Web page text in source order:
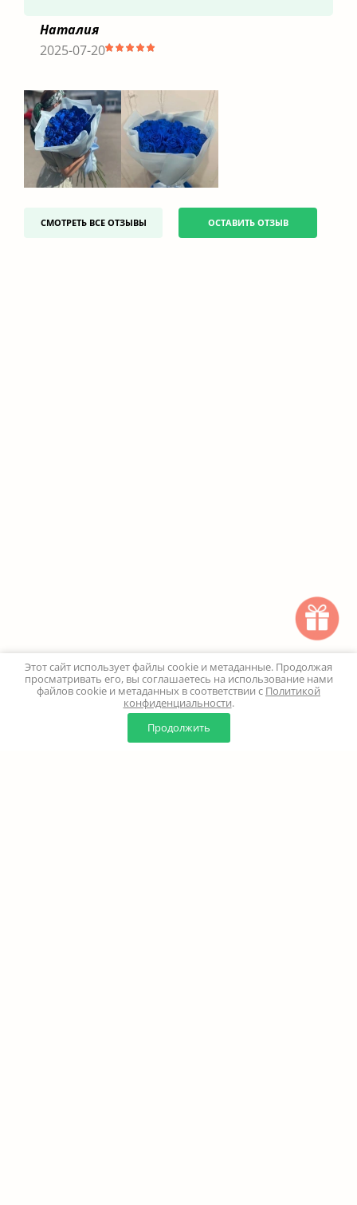
Наталия
2025-07-20
СМОТРЕТЬ ВСЕ ОТЗЫВЫ ОСТАВИТЬ ОТЗЫВ
0
Корзина
Этот сайт использует файлы cookie и метаданные. Продолжая
просматривать его, вы соглашаетесь на использование нами
файлов cookie и метаданных в соответствии с Политикой
конфиденциальности.
Продолжить